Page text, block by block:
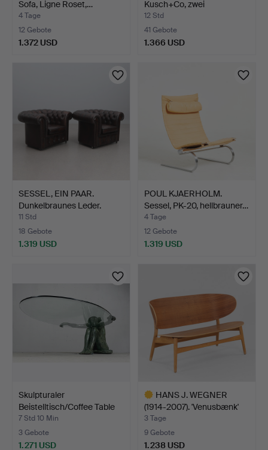
Sofa, Ligne Roset,…
4 Tage
12 Gebote
1.372 USD
Kusch+Co, zwei
Freischwin…
12 Std
41 Gebote
1.366 USD
SESSEL, EIN PAAR.
Dunkelbraunes Leder.
Che…
11 Std
18 Gebote
1.319 USD
POUL KJAERHOLM.
Sessel, PK-20, hellbrauner…
4 Tage
12 Gebote
1.319 USD
Skulpturaler
Beistelltisch/Coffee Table
mi…
7 Std 10 Min
3 Gebote
1.271 USD
HANS J. WEGNER
(1914-2007). 'Venusbænk'
Mo…
3 Tage
9 Gebote
1.238 USD